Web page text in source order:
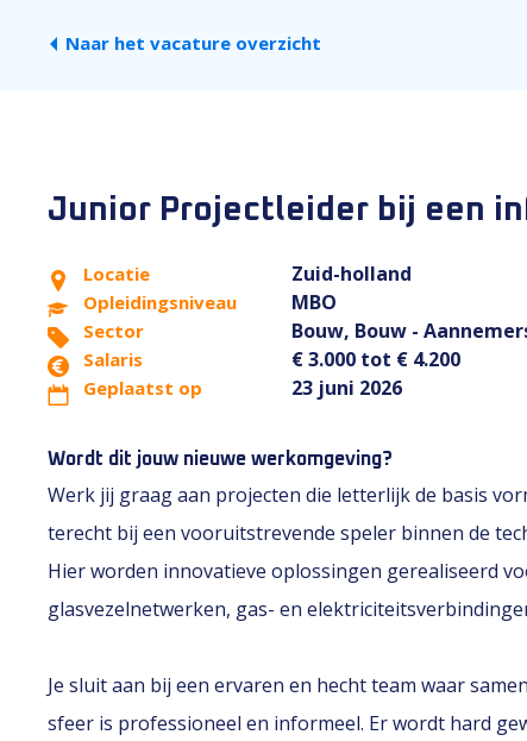
Naar het vacature overzicht
Junior Projectleider bij een
Locatie Zuid-holland
Opleidingsniveau MBO
Sector Bouw, Bouw -
Salaris € 3.000 tot € 4.200
Geplaatst op 23 juni 2026
Wordt dit jouw nieuwe werkomgeving?
Werk jij graag aan projecten die letterlijk de basis
terecht bij een vooruitstrevende speler binnen de
Hier worden innovatieve oplossingen gerealiseerd
glasvezelnetwerken, gas- en
Je sluit aan bij een ervaren en hecht team waar
sfeer is professioneel en informeel. Er wordt hard